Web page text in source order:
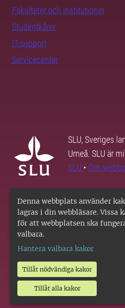
Denna webbplats använder
lagras i din webbläsare. Vissa
för att webbplatsen ska
valbara.
Hantera valbara kakor
Tillåt nödvändiga kakor
Tillåt alla kakor
Fakulteter och institutioner
Studentkårer
IT-support
Servicecenter
SLU, Sveriges
Umeå. SLU är
SLU • Om